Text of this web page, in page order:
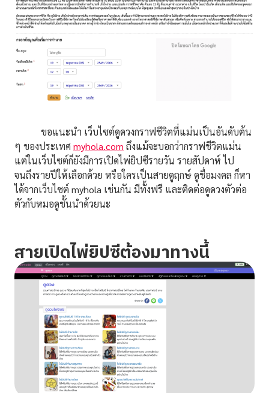
ขอแนะนำ เว็บไซต์ดูดวงกราฟชีวิตที่แม่นเป็นอันดับต้น
ๆ ของประเทศmyhola.com ถึงแม้จะบอกว่ากราฟชีวิตแม่น
แต่ในเว็บไซต์ก็ยังมีการเปิดไพ่ยิปซีรายวัน รายสัปดาห์ ไป
จนถึงรายปีให้เลือกด้วย หรือใครเป็นสายดูฤกษ์ ดูชื่อมงคล ก็หา
ได้จากเว็บไซต์ myhola เช่นกัน มีทั้งฟรี และติดต่อดูดวงตัวต่อ
ตัวกับหมอดูชั้นนำด้วยนะ
สายเปิดไพ่ยิปซีต้องมาทางนี้